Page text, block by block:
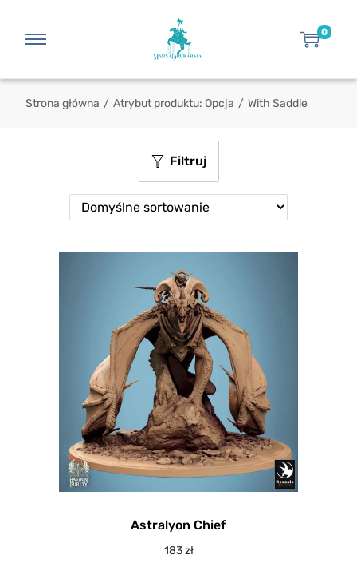
0
Strona główna / Atrybut produktu: Opcja / With Saddle
Filtruj
Astralyon Chief
183zł